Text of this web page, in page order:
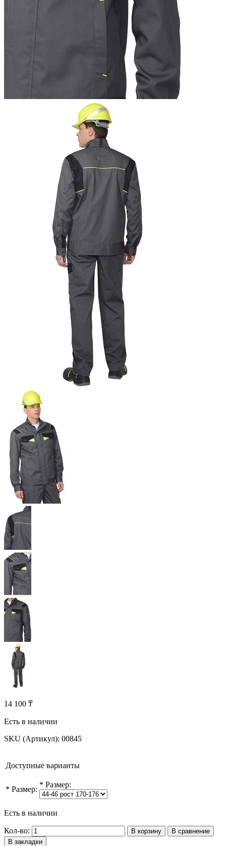
14 100 ₸
Есть в наличии
SKU (Артикул): 00845
Доступные варианты
* Размер:
* Размер:
Есть в наличии
Кол-во: В корзину
В сравнение
В закладки